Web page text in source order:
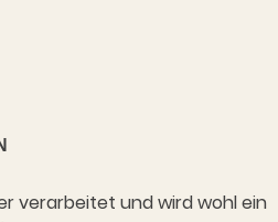
verarbeitet und wird wohl ein